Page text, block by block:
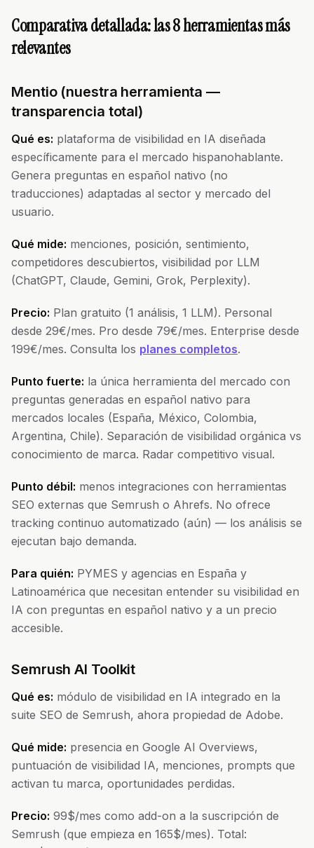
Comparativa detallada: las 8 herramientas más
relevantes
Mentio (nuestra herramienta —
transparencia total)
Qué es: plataforma de visibilidad en IA diseñada
específicamente para el mercado hispanohablante.
Genera preguntas en español nativo (no
traducciones) adaptadas al sector y mercado del
usuario.
Qué mide: menciones, posición, sentimiento,
competidores descubiertos, visibilidad por LLM
(ChatGPT, Claude, Gemini, Grok, Perplexity).
Precio: Plan gratuito (1 análisis, 1 LLM). Personal
desde 29€/mes. Pro desde 79€/mes. Enterprise desde
199€/mes. Consulta los planes completos.
Punto fuerte: la única herramienta del mercado con
preguntas generadas en español nativo para
mercados locales (España, México, Colombia,
Argentina, Chile). Separación de visibilidad orgánica vs
conocimiento de marca. Radar competitivo visual.
Punto débil: menos integraciones con herramientas
SEO externas que Semrush o Ahrefs. No ofrece
tracking continuo automatizado (aún) — los análisis se
ejecutan bajo demanda.
Para quién: PYMES y agencias en España y
Latinoamérica que necesitan entender su visibilidad en
IA con preguntas en español nativo y a un precio
accesible.
Semrush AI Toolkit
Qué es: módulo de visibilidad en IA integrado en la
suite SEO de Semrush, ahora propiedad de Adobe.
Qué mide: presencia en Google AI Overviews,
puntuación de visibilidad IA, menciones, prompts que
activan tu marca, oportunidades perdidas.
Precio: 99$/mes como add-on a la suscripción de
Semrush (que empieza en 165$/mes). Total: